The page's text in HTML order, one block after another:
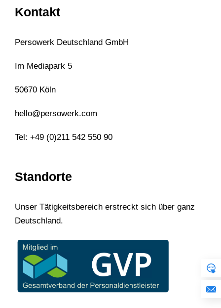
Kontakt
Persowerk Deutschland GmbH
Im Mediapark 5
50670 Köln
hello@persowerk.com
Tel: +49 (0)211 542 550 90
Standorte
Unser Tätigkeitsbereich erstreckt sich über ganz
Deutschland.